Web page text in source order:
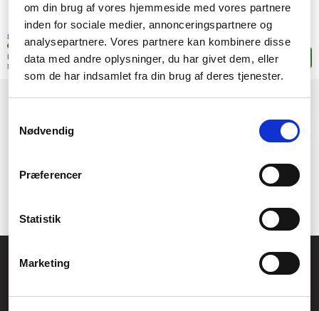
om din brug af vores hjemmeside med vores partnere
inden for sociale medier, annonceringspartnere og
analysepartnere. Vores partnere kan kombinere disse
data med andre oplysninger, du har givet dem, eller
som de har indsamlet fra din brug af deres tjenester.
Nødvendig
Præferencer
Statistik
Marketing
Lagerstatus:
+5 stk. i fjärrlagring
Leveranstid: 13-14 arbetsdagar
Mer leveransinformation
504,-SEK
Lägg i korgen
Allmänna frågor: